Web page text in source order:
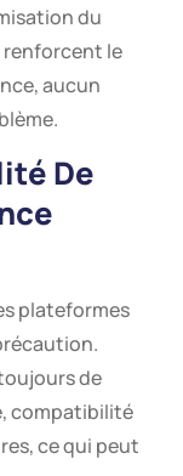
du
renforcent le
aucun
De
plateformes
de
compatibilité
ce qui peut